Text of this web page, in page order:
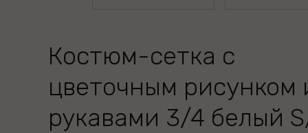
Костюм-сетка с
цветочным рисунком
рукавами 3/4 белый